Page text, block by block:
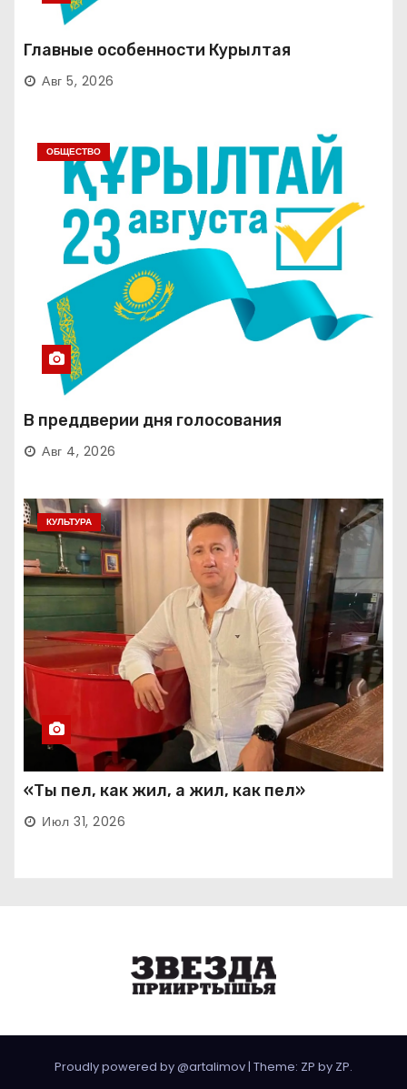
Главные особенности Курылтая
Авг 5, 2026
ОБЩЕСТВО
В преддверии дня голосования
Авг 4, 2026
КУЛЬТУРА
«Ты пел, как жил, а жил, как пел»
Июл 31, 2026
Proudly powered by @artalimov| Theme: ZP by ZP.